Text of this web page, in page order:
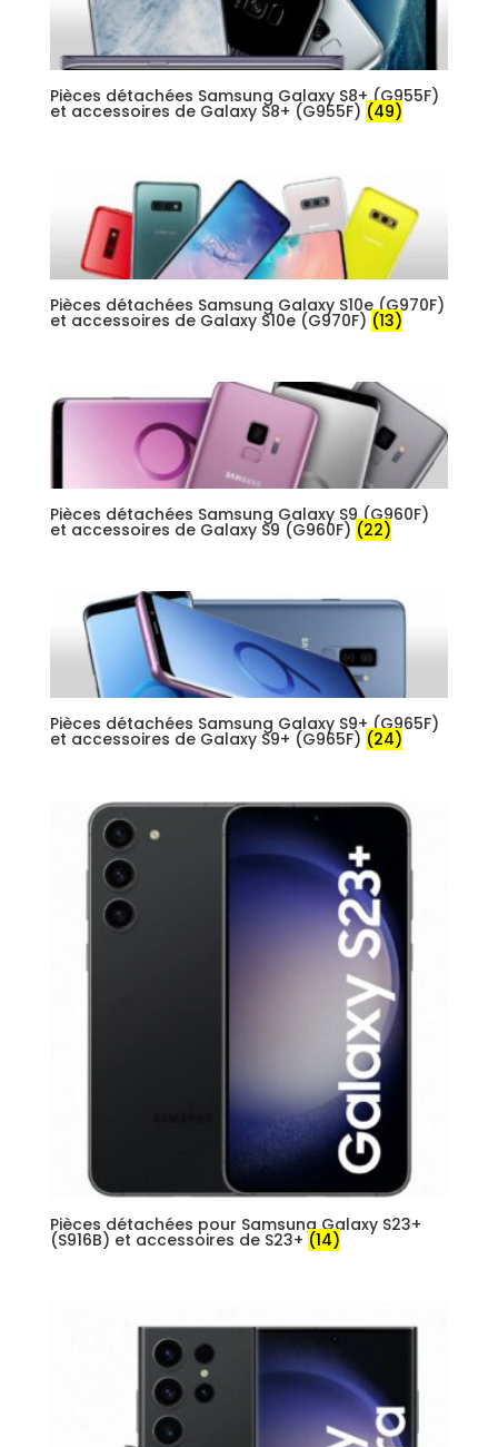
Pièces détachées Samsung Galaxy S8+ (G955F)
et accessoires de Galaxy S8+ (G955F) (49)
Pièces détachées Samsung Galaxy S10e (G970F)
et accessoires de Galaxy S10e (G970F) (13)
Pièces détachées Samsung Galaxy S9 (G960F)
et accessoires de Galaxy S9 (G960F) (22)
Pièces détachées Samsung Galaxy S9+ (G965F)
et accessoires de Galaxy S9+ (G965F) (24)
Pièces détachées pour Samsung Galaxy S23+
(S916B) et accessoires de S23+(14)